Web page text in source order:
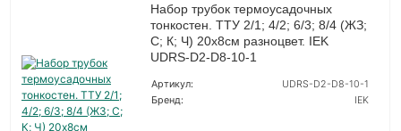
Набор трубок термоусадочных
тонкостен. ТТУ 2/1; 4/2; 6/3; 8/4 (ЖЗ;
С; К; Ч) 20х8см разноцвет. IEK
UDRS-D2-D8-10-1
Артикул:
UDRS-D2-D8-10-1
Бренд:
IEK